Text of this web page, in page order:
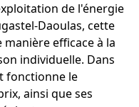
de l'énergie
Daoulas, cette
efficace à la
individuelle. Dans
fonctionne le
ainsi que ses